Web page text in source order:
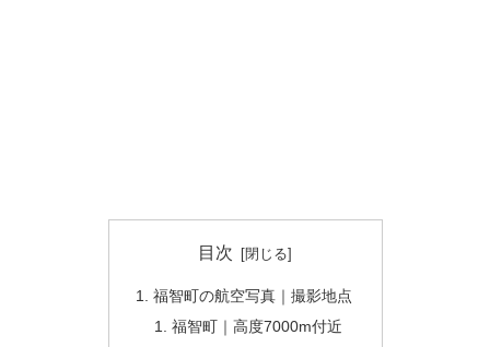
目次
福智町の航空写真｜撮影地点
福智町｜高度7000m付近